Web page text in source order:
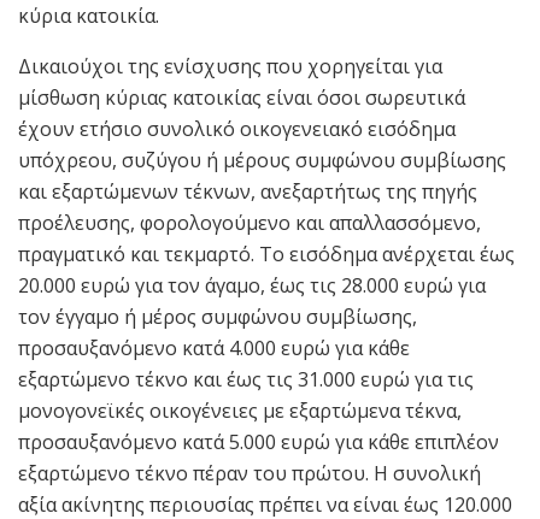
κύρια κατοικία.
Δικαιούχοι της ενίσχυσης που χορηγείται για
μίσθωση κύριας κατοικίας είναι όσοι σωρευτικά
έχουν ετήσιο συνολικό οικογενειακό εισόδημα
υπόχρεου, συζύγου ή μέρους συμφώνου συμβίωσης
και εξαρτώμενων τέκνων, ανεξαρτήτως της πηγής
προέλευσης, φορολογούμενο και απαλλασσόμενο,
πραγματικό και τεκμαρτό. Το εισόδημα ανέρχεται έως
20.000 ευρώ για τον άγαμο, έως τις 28.000 ευρώ για
τον έγγαμο ή μέρος συμφώνου συμβίωσης,
προσαυξανόμενο κατά 4.000 ευρώ για κάθε
εξαρτώμενο τέκνο και έως τις 31.000 ευρώ για τις
μονογονεϊκές οικογένειες με εξαρτώμενα τέκνα,
προσαυξανόμενο κατά 5.000 ευρώ για κάθε επιπλέον
εξαρτώμενο τέκνο πέραν του πρώτου. Η συνολική
αξία ακίνητης περιουσίας πρέπει να είναι έως 120.000